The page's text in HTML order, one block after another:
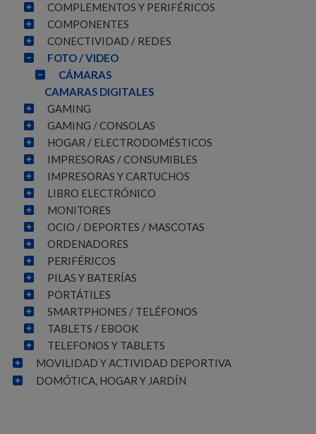
COMPLEMENTOS Y PERIFÉRICOS
COMPONENTES
CONECTIVIDAD / REDES
FOTO / VIDEO
CÁMARAS
CAMARAS DIGITALES
GAMING
GAMING / CONSOLAS
HOGAR / ELECTRODOMÉSTICOS
IMPRESORAS / CONSUMIBLES
IMPRESORAS Y CARTUCHOS
LIBRO ELECTRÓNICO
MONITORES
OCIO / DEPORTES / MASCOTAS
ORDENADORES
PERIFÉRICOS
PILAS Y BATERÍAS
PORTÁTILES
SMARTPHONES / TELÉFONOS
TABLETS / EBOOK
TELEFONOS Y TABLETS
MOVILIDAD Y ACTIVIDAD DEPORTIVA
DOMÓTICA, HOGAR Y JARDÍN